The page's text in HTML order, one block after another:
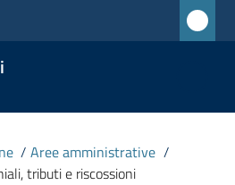
/ Aree amministrative /
tributi e riscossioni